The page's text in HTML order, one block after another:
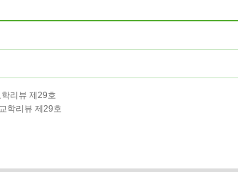
학리뷰 제29호